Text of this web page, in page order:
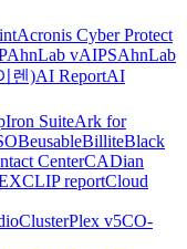
Acronis Cyber Protect
AhnLab vAIPSAhnLab
렌)AI ReportAI
SuiteArk for
BeusableBilliteBlack
CenterCADian
CLIP reportCloud
ClusterPlex v5CO-